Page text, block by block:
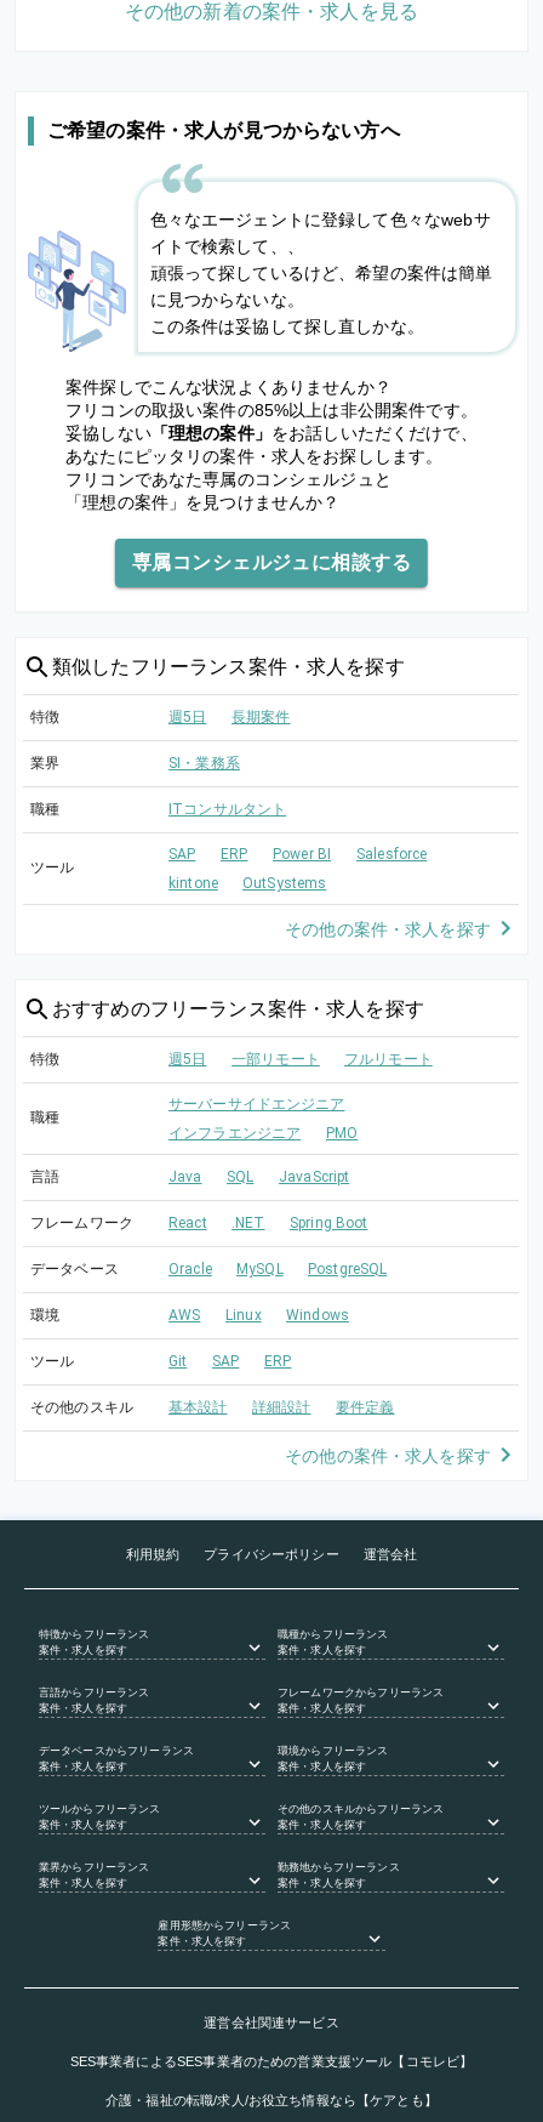
ご希望の案件・求人が見つからない方へ
色々なエージェントに登録して色々なwebサ
イトで検索して、、
頑張って探しているけど、希望の案件は簡単
に見つからないな。
この条件は妥協して探し直しかな。
案件探しでこんな状況よくありませんか？
フリコンの取扱い案件の85%以上は非公開案件です。
妥協しない「理想の案件」 をお話しいただくだけで、
あなたにピッタリの案件・求人をお探しします。
フリコンであなた専属のコンシェルジュと
「理想の案件」を見つけませんか？
専属コンシェルジュに相談する
類似した フリーランス案件・求人を探す
特徴 週5日 長期案件
業界 SI・業務系
職種 ITコンサルタント
ツール
SAP ERP Power BI
Salesforce
kintone
OutSystems
その他の案件・求人を探す
おすすめのフリーランス案件・求人を探す
特徴 週5日 一部リモート フルリモート
職種
サーバーサイドエンジニア
インフラエンジニア
PMO
言語 Java SQL JavaScript
フレームワーク React .NET Spring Boot
データベース Oracle MySQL PostgreSQL
環境 AWS Linux Windows
ツール Git SAP ERP
その他のスキル 基本設計 詳細設計 要件定義
その他の案件・求人を探す
その他の新着の案件・求人を見る
利用規約 プライバシーポリシー 運営会社
特徴からフリーランス
案件・求人を探す
職種からフリーランス
案件・求人を探す
言語からフリーランス
案件・求人を探す
フレームワークからフリーランス
案件・求人を探す
データベース からフリーランス
案件・求人を探す
環境からフリーランス
案件・求人を探す
ツールからフリーランス
案件・求人を探す
その他のスキルからフリーランス
案件・求人を探す
業界からフリーランス
案件・求人を探す
勤務地からフリーランス
案件・求人を探す
雇用形態からフリーランス
案件・求人を探す
運営会社関連サービス
SES事業者によるSES事業者のための営業支援ツール【コモレビ】
介護・福祉の転職/求人/お役立ち情報なら【ケアとも】